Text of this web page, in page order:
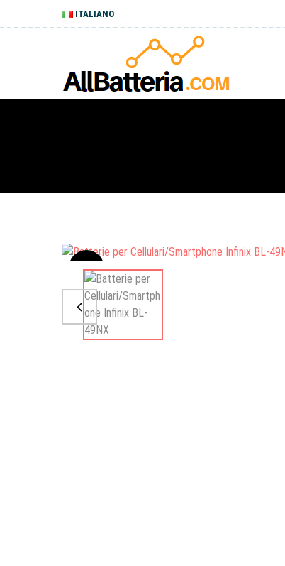
ITALIANO
Sale